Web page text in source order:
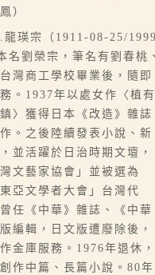
）
龍瑛宗（1911-08-25/
名劉榮宗，筆名有劉春桃、
灣商工學校畢業後，隨即
。1937年以處女作〈植有
〉獲得日本《改造》雜誌
。之後陸續發表小說、新
並活躍於日治時期文壇，
文藝家協會」並被選為
東亞文學者大會」台灣代
任《中華》雜誌、《中華
編輯，日文版遭廢除後，
金庫服務。1976年退休，
作中篇、長篇小說。80年